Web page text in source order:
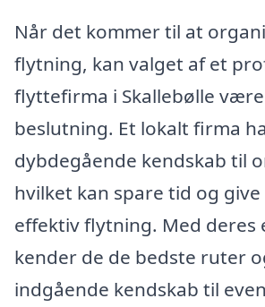
Når det kommer til at
flytning, kan valget af et
flyttefirma i Skallebølle
beslutning. Et lokalt firma
dybdegående kendskab til
hvilket kan spare tid og
effektiv flytning. Med deres
kender de de bedste ruter
indgående kendskab til